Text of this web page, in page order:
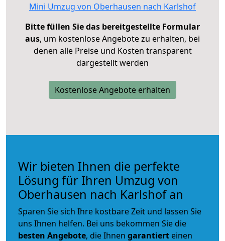
Mini Umzug von Oberhausen nach Karlshof
Bitte füllen Sie das bereitgestellte Formular
aus, um kostenlose Angebote zu erhalten, bei
denen alle Preise und Kosten transparent
dargestellt werden
Kostenlose Angebote erhalten
Wir bieten Ihnen die perfekte
Lösung für Ihren Umzug von
Oberhausen nach Karlshof an
Sparen Sie sich Ihre kostbare Zeit und lassen Sie
uns Ihnen helfen. Bei uns bekommen Sie die
besten Angebote, die Ihnen garantiert einen